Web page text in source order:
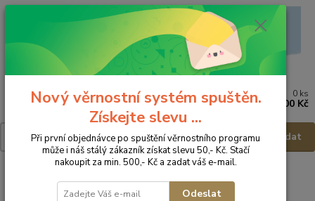
Menu
Hledat
0 ks
0,00 Kč
D.D.Step Dětská obuv S040-61252A - vel.31
Nový věrnostní systém spuštěn.
Získejte slevu ...
Při první objednávce po spuštění věrnostního programu
může i náš stálý zákazník získat slevu 50,- Kč. Stačí
nakoupit za min. 500,- Kč a zadat váš e-mail.
Odeslat